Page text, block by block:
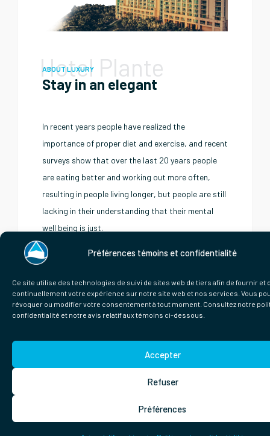
Préférences témoins et confidentialité
Ce site utilise des technologies de suivi de sites web de tiers afin de fournir et
continuellement votre expérience sur notre site web et nos services. Vous
révoquer ou modifier votre consentement à tout moment. Consultez notre
confidentialité et notre avis relatif aux témoins ci-dessous.
Accepter
Refuser
Préférences
ABOUT LUXURY
Hotel Plante
Stay in an elegant
In recent years people have realized the
importance of proper diet and exercise, and recent
surveys show that over the last 20 years people
are eating better and working out more often,
resulting in people living longer, but people are still
lacking in their understanding that their mental
well being is just.
Hotel Plante
Rooms & Suites